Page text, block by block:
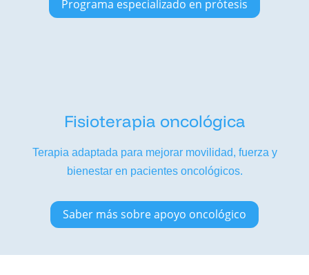
Programa especializado en prótesis
Fisioterapia oncológica
Terapia adaptada para mejorar movilidad, fuerza y
bienestar en pacientes oncológicos.
Saber más sobre apoyo oncológico